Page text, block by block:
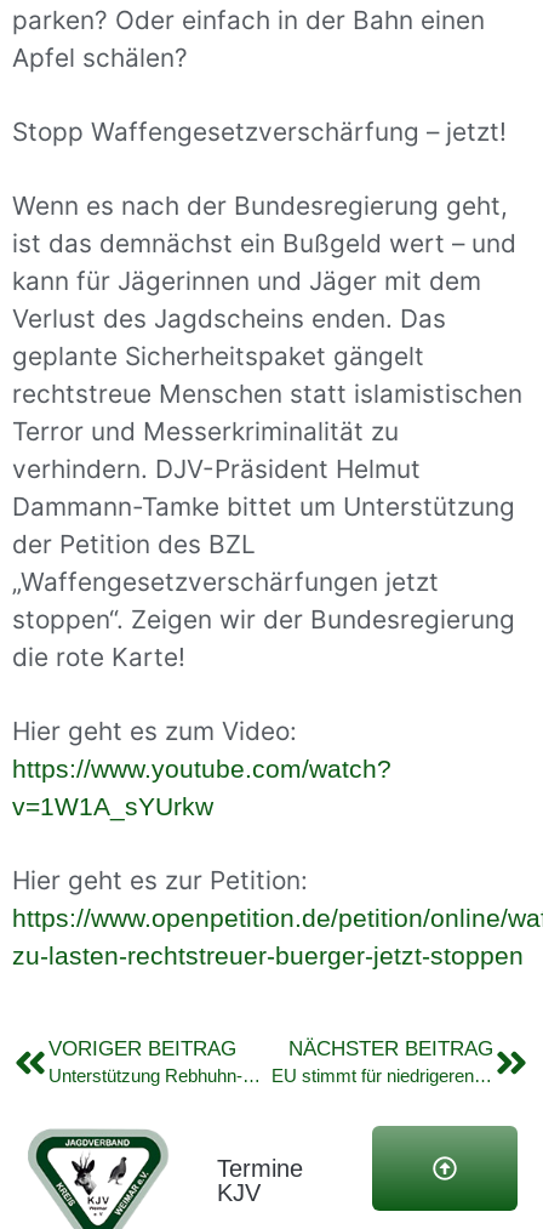
parken? Oder einfach in der Bahn einen
Apfel schälen?
Stopp Waffengesetzverschärfung – jetzt!
Wenn es nach der Bundesregierung geht,
ist das demnächst ein Bußgeld wert – und
kann für Jägerinnen und Jäger mit dem
Verlust des Jagdscheins enden. Das
geplante Sicherheitspaket gängelt
rechtstreue Menschen statt islamistischen
Terror und Messerkriminalität zu
verhindern. DJV-Präsident Helmut
Dammann-Tamke bittet um Unterstützung
der Petition des BZL
„Waffengesetzverschärfungen jetzt
stoppen“. Zeigen wir der Bundesregierung
die rote Karte!
Hier geht es zum Video:
https://www.youtube.com/watch?
v=1W1A_sYUrkw
Hier geht es zur Petition:
https://www.openpetition.de/petition/online/
zu-lasten-rechtstreuer-buerger-jetzt-stoppen
VORIGER BEITRAG
Unterstützung Rebhuhn-Kettenzählung
NÄCHSTER BEITRAG
EU stimmt für niedrigeren Schutzstatus des Wolfs
Termine
KJV